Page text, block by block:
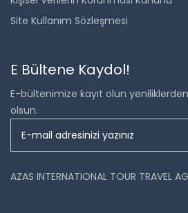
Site Kullanım Sözleşmesi
E Bültene Kaydol!
E-bültenimize kayıt olun
olsun.
AZAS INTERNATIONAL TOUR TRAVEL